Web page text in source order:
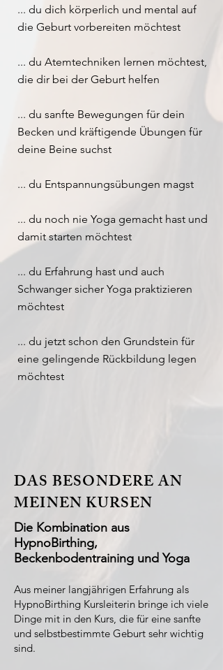
... du dich körperlich und mental auf
die Geburt vorbereiten möchtest
... du Atemtechniken lernen möchtest,
die dir bei der Geburt helfen
... du sanfte Bewegungen für dein
Becken und kräftigende Übungen für
deine Beine suchst
... du Entspannungsübungen magst
... du noch nie Yoga gemacht hast und
damit starten möchtest
... du Erfahrung hast und auch
Schwanger sicher Yoga praktizieren
möchtest
... du jetzt schon den Grundstein für
eine gelingende Rückbildung legen
möchtest
DAS BESONDERE AN
MEINEN KURSEN
Die Kombination aus
HypnoBirthing,
Beckenbodentraining und Yoga
Aus meiner langjährigen Erfahrung als
HypnoBirthing Kursleiterin bringe ich viele
Dinge mit in den Kurs, die für eine sanfte
und selbstbestimmte Geburt sehr wichtig
sind.